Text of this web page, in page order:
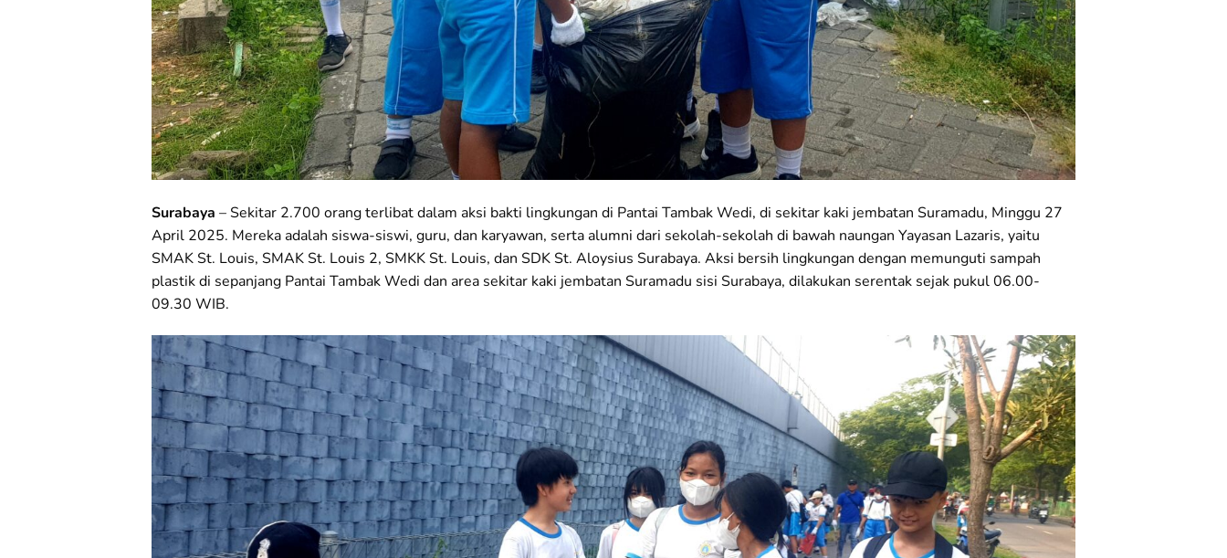
Surabaya – Sekitar 2.700 orang terlibat dalam aksi bakti lingkungan di Pantai Tambak Wedi, di sekitar kaki jembatan Suramadu, Minggu 27
April 2025. Mereka adalah siswa-siswi, guru, dan karyawan, serta alumni dari sekolah-sekolah di bawah naungan Yayasan Lazaris, yaitu
SMAK St. Louis, SMAK St. Louis 2, SMKK St. Louis, dan SDK St. Aloysius Surabaya. Aksi bersih lingkungan dengan memunguti sampah
plastik di sepanjang Pantai Tambak Wedi dan area sekitar kaki jembatan Suramadu sisi Surabaya, dilakukan serentak sejak pukul 06.00-
09.30 WIB.